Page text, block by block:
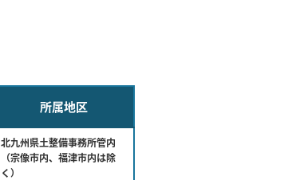
所属地区
北九州県土整備事務所管内
（宗像市内、福津市内は除
く）